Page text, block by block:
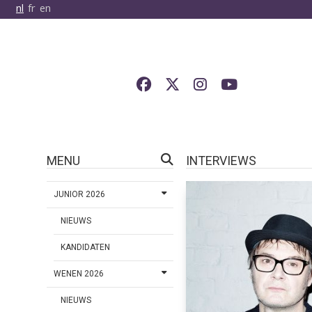
nl fr en
MENU
JUNIOR 2026
NIEUWS
KANDIDATEN
WENEN 2026
NIEUWS
INTERVIEWS